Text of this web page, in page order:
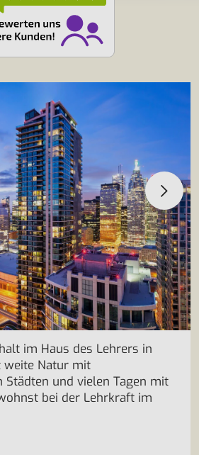
im Haus des Lehrers in
weite Natur mit
und vielen Tagen mit
bei der Lehrkraft im